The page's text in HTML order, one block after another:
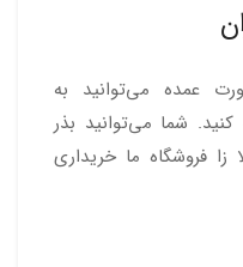
عمده می‌توانید به
کنید. شما می‌توانید بذر
زا فروشگاه ما خریداری